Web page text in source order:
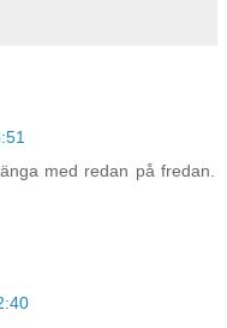
med redan på fredan.